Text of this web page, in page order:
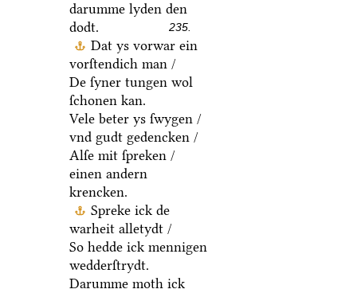
darumme lyden den
dodt.
235.
Dat ys vorwar ein
vorſtendich man /
De ſyner tungen wol
ſchonen kan.
Vele beter ys ſwygen /
vnd gudt gedencken /
Alſe mit ſpreken /
einen andern
krencken.
Spreke ick de
warheit alletydt /
So hedde ick mennigen
wedderſtrydt.
Darumme moth ick